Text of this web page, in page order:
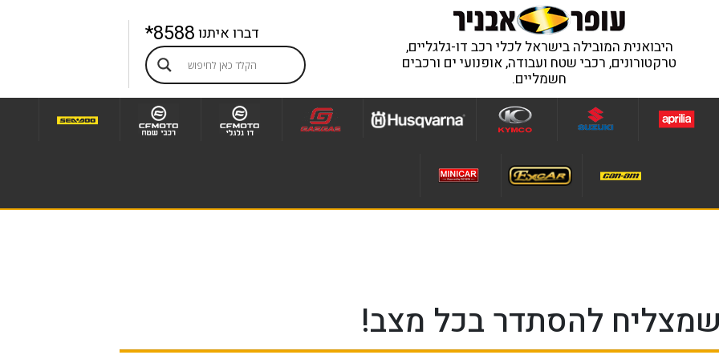
היבואנית המובילה בישראל לכלי רכב דו-גלגליים,
טרקטורונים, רכבי שטח ועבודה, אופנועי ים ורכבים
חשמליים.
דברו איתנו8588*
להסתדר בכל מצב!